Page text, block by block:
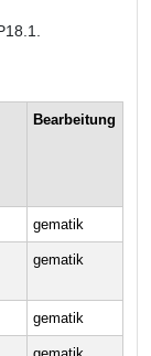
Bearbeitung
gematik
gematik
gematik